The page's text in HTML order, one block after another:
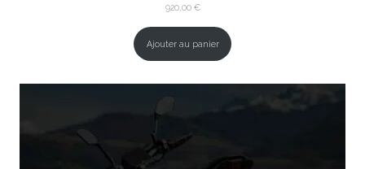
920,00 €
Ajouter au panier